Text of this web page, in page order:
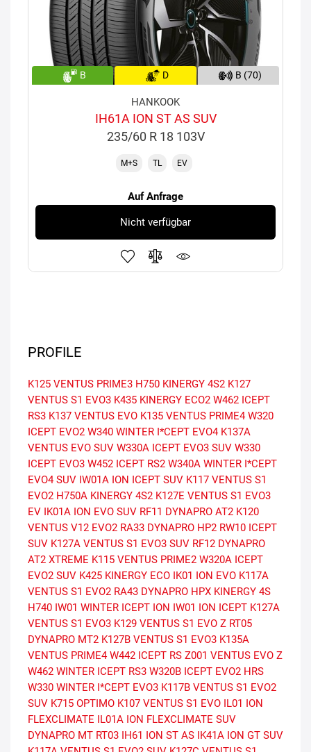
B D B (70)
HANKOOK
IH61A ION ST AS SUV
235/60 R 18 103V
M+S TL EV
Auf Anfrage
Nicht verfügbar
PROFILE
K125 VENTUS PRIME3 H750 KINERGY 4S2 K127
VENTUS S1 EVO3 K435 KINERGY ECO2 W462 ICEPT
RS3 K137 VENTUS EVO K135 VENTUS PRIME4 W320
ICEPT EVO2 W340 WINTER I*CEPT EVO4 K137A
VENTUS EVO SUV W330A ICEPT EVO3 SUV W330
ICEPT EVO3 W452 ICEPT RS2 W340A WINTER I*CEPT
EVO4 SUV IW01A ION ICEPT SUV K117 VENTUS S1
EVO2 H750A KINERGY 4S2 K127E VENTUS S1 EVO3
EV IK01A ION EVO SUV RF11 DYNAPRO AT2 K120
VENTUS V12 EVO2 RA33 DYNAPRO HP2 RW10 ICEPT
SUV K127A VENTUS S1 EVO3 SUV RF12 DYNAPRO
AT2 XTREME K115 VENTUS PRIME2 W320A ICEPT
EVO2 SUV K425 KINERGY ECO IK01 ION EVO K117A
VENTUS S1 EVO2 RA43 DYNAPRO HPX KINERGY 4S
H740 IW01 WINTER ICEPT ION IW01 ION ICEPT K127A
VENTUS S1 EVO3 K129 VENTUS S1 EVO Z RT05
DYNAPRO MT2 K127B VENTUS S1 EVO3 K135A
VENTUS PRIME4 W442 ICEPT RS Z001 VENTUS EVO Z
W462 WINTER ICEPT RS3 W320B ICEPT EVO2 HRS
W330 WINTER I*CEPT EVO3 K117B VENTUS S1 EVO2
SUV K715 OPTIMO K107 VENTUS S1 EVO IL01 ION
FLEXCLIMATE IL01A ION FLEXCLIMATE SUV
DYNAPRO MT RT03 IH61 ION ST AS IK41A ION GT SUV